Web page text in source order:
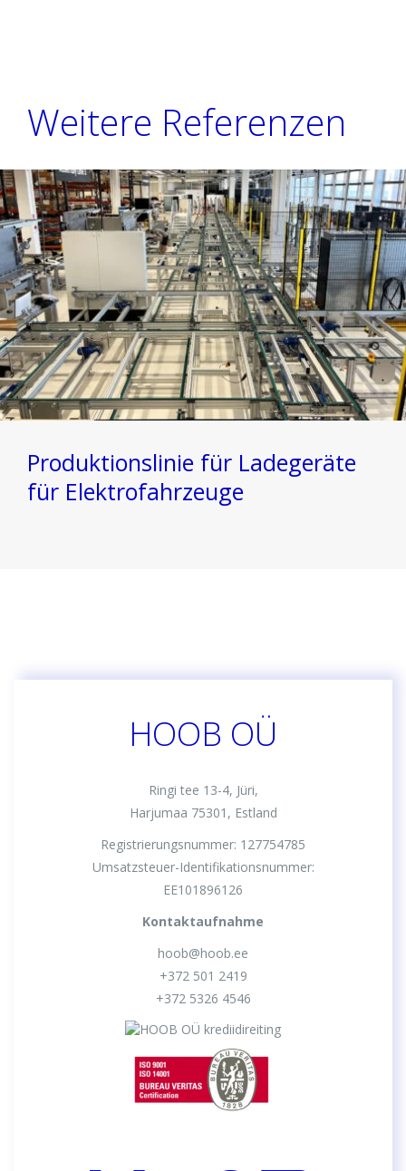
Weitere Referenzen
Produktionslinie für Ladegeräte
für Elektrofahrzeuge
HOOB OÜ
Ringi tee 13-4, Jüri,
Harjumaa 75301, Estland
Registrierungsnummer: 127754785
Umsatzsteuer-Identifikationsnummer:
EE101896126
Kontaktaufnahme
hoob@hoob.ee
+372 501 2419
+372 5326 4546